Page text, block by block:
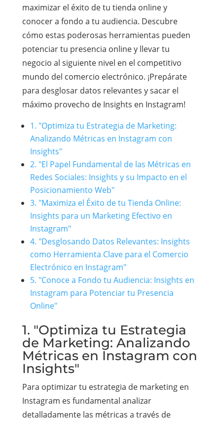
maximizar el éxito de tu tienda online y
conocer a fondo a tu audiencia. Descubre
cómo estas poderosas herramientas pueden
potenciar tu presencia online y llevar tu
negocio al siguiente nivel en el competitivo
mundo del comercio electrónico. ¡Prepárate
para desglosar datos relevantes y sacar el
máximo provecho de Insights en Instagram!
1. "Optimiza tu Estrategia de Marketing:
Analizando Métricas en Instagram con
Insights"
2. "El Papel Fundamental de las Métricas en
Redes Sociales: Insights y su Impacto en el
Posicionamiento Web"
3. "Maximiza el Éxito de tu Tienda Online:
Insights para un Marketing Efectivo en
Instagram"
4. "Desglosando Datos Relevantes: Insights
como Herramienta Clave para el Comercio
Electrónico en Instagram"
5. "Conoce a Fondo tu Audiencia: Insights en
Instagram para Potenciar tu Presencia
Online"
1. "Optimiza tu Estrategia
de Marketing: Analizando
Métricas en Instagram con
Insights"
Para optimizar tu estrategia de marketing en
Instagram es fundamental analizar
detalladamente las métricas a través de